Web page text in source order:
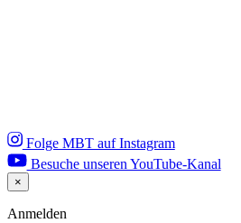
Folge MBT auf Instagram
Besuche unseren YouTube-Kanal
×
Close
Anmelden